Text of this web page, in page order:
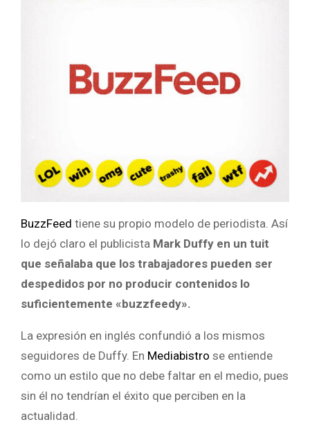
BuzzFeed tiene su propio modelo de periodista. Así
lo dejó claro el publicista Mark Duffy en un tuit
que señalaba que los trabajadores pueden ser
despedidos por no producir contenidos lo
suficientemente «buzzfeedy».
La expresión en inglés confundió a los mismos
seguidores de Duffy. En Mediabistro se entiende
como un estilo que no debe faltar en el medio, pues
sin él no tendrían el éxito que perciben en la
actualidad.